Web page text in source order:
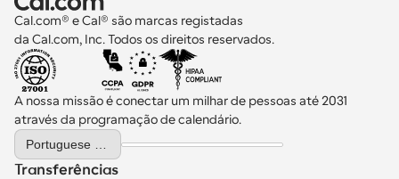
Cal.com® e Cal® são marcas registadas
da Cal.com, Inc. Todos os direitos reservados.
A nossa missão é conectar um milhar de pessoas até 2031
através da programação de calendário.
Select Language
Transferências